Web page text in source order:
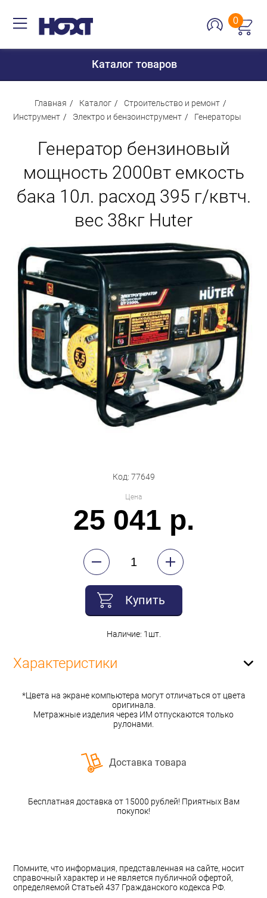
0
Каталог товаров
Для кухни
Сантехника
Для дачи и отдыха
Строительство и ремонт
Мебель
Бытовая техника
Обувь для дома и дачи
Акции
Главная Каталог
Строительство и ремонт
Инструмент
Электро и бензоинструмент Генераторы
Генератор бензиновый
мощность 2000вт емкость
бака 10л. расход 395 г/квтч.
вес 38кг Huter
Код: 77649
Цена
25 041 р.
Купить
Наличие: 1шт.
Характеристики
*Цвета на экране компьютера могут отличаться от цвета
оригинала.
Метражные изделия через ИМ отпускаются только
рулонами.
Доставка товара
Бесплатная доставка от 15000 рублей! Приятных Вам
покупок!
Помните, что информация, представленная на сайте, носит
справочный характер и не является публичной офертой,
определяемой Статьей 437 Гражданского кодекса РФ.